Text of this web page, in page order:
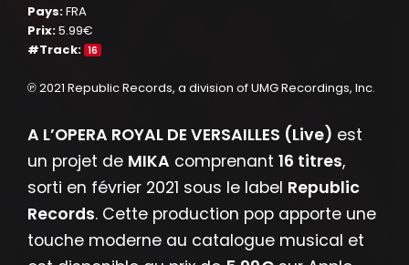
Pays:FRA
Prix:5.99€
#Track: 16
℗ 2021 Republic Records, a division of UMG Recordings, Inc.
A L’OPERA ROYAL DE VERSAILLES (Live) est
un projet de MIKA comprenant 16 titres,
sorti en février 2021 sous le label Republic
Records. Cette production pop apporte une
touche moderne au catalogue musical et